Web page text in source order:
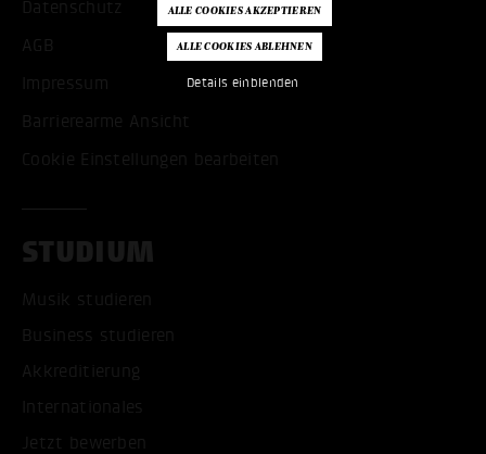
Details einblenden
Datenschutz
AGB
Impressum
Barrierearme Ansicht
Cookie Einstellungen bearbeiten
STUDIUM
Musik studieren
Business studieren
Akkreditierung
Internationales
Jetzt bewerben